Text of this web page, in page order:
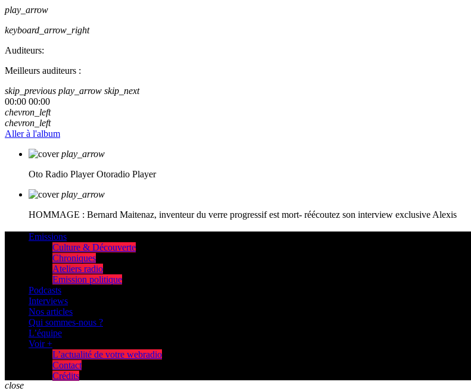
play_arrow
keyboard_arrow_right
Auditeurs:
Meilleurs auditeurs :
skip_previous play_arrow skip_next
00:00 00:00
chevron_left
chevron_left
Aller à l'album
play_arrow
Oto Radio Player Otoradio Player
play_arrow
HOMMAGE : Bernard Maitenaz, inventeur du verre progressif est mort- réécoutez son interview exclusive Alexis
Emissions
Culture & Découverte
Chroniques
Ateliers radio
Emission politique
Podcasts
Interviews
Nos articles
Qui sommes-nous ?
L’équipe
Voir +
L’actualité de votre webradio
Contact
Crédits
close